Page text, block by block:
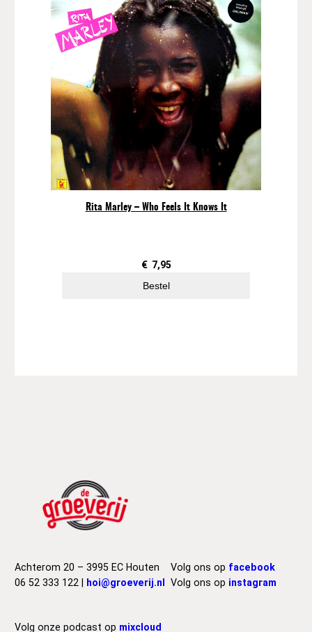
Rita Marley – Who Feels It Knows It
€ 7,95
Bestel
Achterom 20 – 3995 EC Houten
06 52 333 122 |
hoi@groeverij.nl
Volg ons op facebook
Volg ons op instagram
Volg onze podcast op mixcloud